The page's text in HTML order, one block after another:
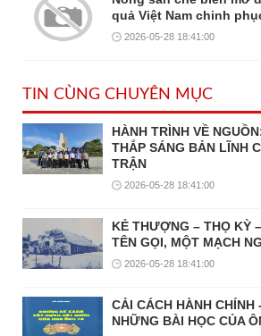
quả Việt Nam chinh
2026-05-28 18:41:00
TIN CÙNG CHUYÊN MỤC
HÀNH TRÌNH VỀ
THẮP SÁNG BẢN LĨNH
TRẬN
2026-05-28 18:41:00
KẺ THƯỢNG – THỌ KỲ
TÊN GỌI, MỘT MẠCH
2026-05-28 18:41:00
CẢI CÁCH HÀNH CHÍNH
NHỮNG BÀI HỌC CỦA